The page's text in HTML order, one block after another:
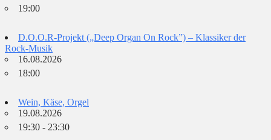
19:00
D.O.O.R-Projekt („Deep Organ On Rock”) – Klassiker der
Rock-Musik
16.08.2026
18:00
Wein, Käse, Orgel
19.08.2026
19:30 - 23:30